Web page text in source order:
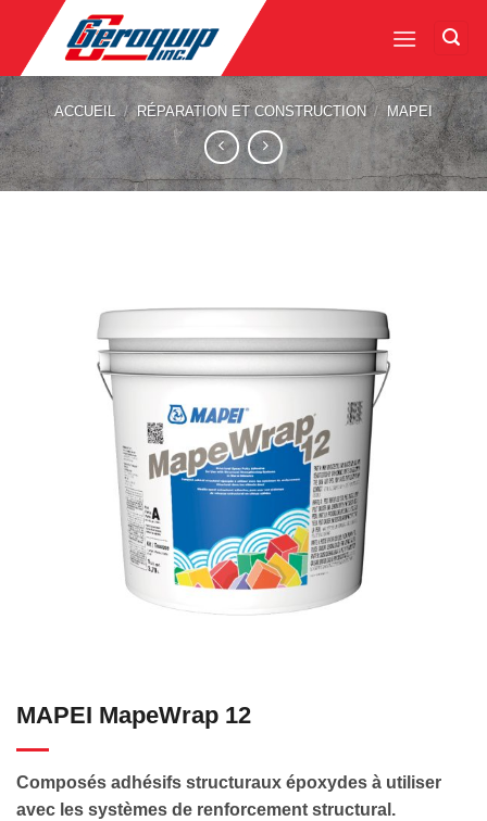
content
ACCUEIL / RÉPARATION ET CONSTRUCTION / MAPEI
MAPEI MapeWrap 12
Composés adhésifs structuraux époxydes à utiliser
avec les systèmes de renforcement structural.